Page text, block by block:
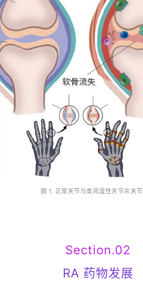
图 1. 正常关节与类风湿性关节炎关节
Section.02
RA 药物发展